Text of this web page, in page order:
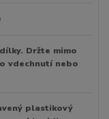
Držte mimo
vdechnutí nebo
plastikový